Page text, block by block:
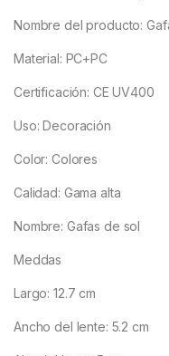
Nombre del producto:
Material: PC+PC
Certificación: CE UV400
Uso: Decoración
Color: Colores
Calidad: Gama alta
Nombre: Gafas de sol
Meddas
Largo: 12.7 cm
Ancho del lente: 5.2 cm